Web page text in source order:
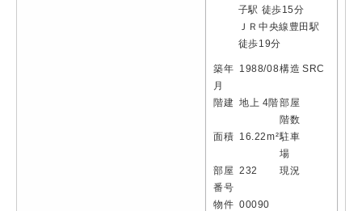
子駅 徒歩15分
ＪＲ中央線豊田駅
徒歩19分
築年
月
1988/08構造 SRC
階建 地上 4階部屋
階数
面積 16.22m²駐車
場
部屋
番号
232 現況
物件 00090